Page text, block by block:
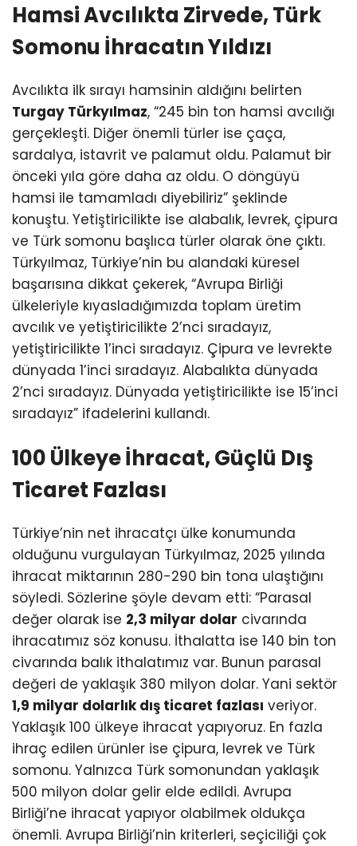
Hamsi Avcılıkta Zirvede, Türk
Somonu İhracatın Yıldızı
Avcılıkta ilk sırayı hamsinin aldığını belirten
Turgay Türkyılmaz, “245 bin ton hamsi avcılığı
gerçekleşti. Diğer önemli türler ise çaça,
sardalya, istavrit ve palamut oldu. Palamut bir
önceki yıla göre daha az oldu. O döngüyü
hamsi ile tamamladı diyebiliriz” şeklinde
konuştu. Yetiştiricilikte ise alabalık, levrek, çipura
ve Türk somonu başlıca türler olarak öne çıktı.
Türkyılmaz, Türkiye’nin bu alandaki küresel
başarısına dikkat çekerek, “Avrupa Birliği
ülkeleriyle kıyasladığımızda toplam üretim
avcılık ve yetiştiricilikte 2’nci sıradayız,
yetiştiricilikte 1’inci sıradayız. Çipura ve levrekte
dünyada 1’inci sıradayız. Alabalıkta dünyada
2’nci sıradayız. Dünyada yetiştiricilikte ise 15’inci
sıradayız” ifadelerini kullandı.
100 Ülkeye İhracat, Güçlü Dış
Ticaret Fazlası
Türkiye’nin net ihracatçı ülke konumunda
olduğunu vurgulayan Türkyılmaz, 2025 yılında
ihracat miktarının 280-290 bin tona ulaştığını
söyledi. Sözlerine şöyle devam etti: “Parasal
değer olarak ise 2,3 milyar dolar civarında
ihracatımız söz konusu. İthalatta ise 140 bin ton
civarında balık ithalatımız var. Bunun parasal
değeri de yaklaşık 380 milyon dolar. Yani sektör
1,9 milyar dolarlık dış ticaret fazlası veriyor.
Yaklaşık 100 ülkeye ihracat yapıyoruz. En fazla
ihraç edilen ürünler ise çipura, levrek ve Türk
somonu. Yalnızca Türk somonundan yaklaşık
500 milyon dolar gelir elde edildi. Avrupa
Birliği’ne ihracat yapıyor olabilmek oldukça
önemli. Avrupa Birliği’nin kriterleri, seçiciliği çok